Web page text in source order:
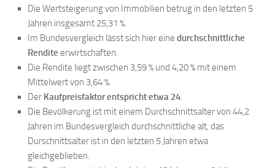
Die Wertsteigerung von Immobilien betrug in den letzten 5
Jahren insgesamt 25,31 %.
Im Bundesvergleich lässt sich hier eine durchschnittliche
Rendite erwirtschaften.
Die Rendite liegt zwischen 3,59 % und 4,20 % mit einem
Mittelwert von 3,64 %.
Der Kaufpreisfaktor entspricht etwa 24.
Die Bevölkerung ist mit einem Durchschnittsalter von 44,2
Jahren im Bundesvergleich durchschnittliche alt, das
Durschnittsalter ist in den letzten 5 Jahren etwa
gleichgeblieben.